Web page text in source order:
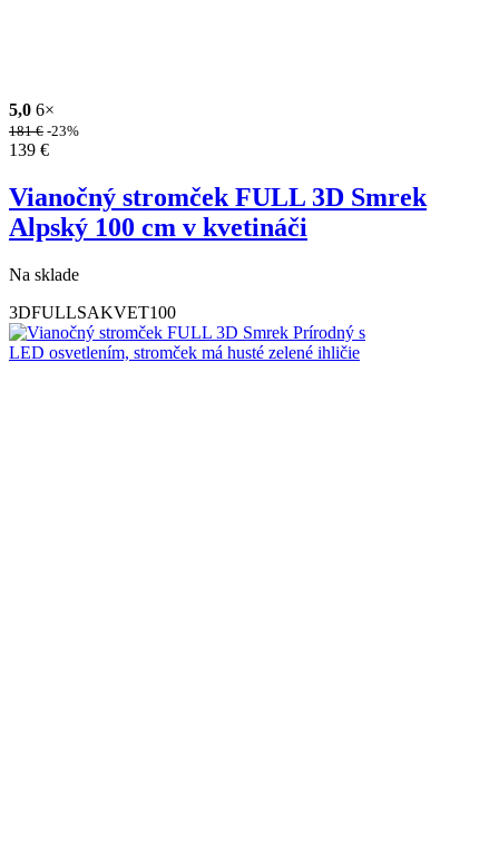
5,0 6×
181€ -23%
139 €
Vianočný stromček FULL 3D Smrek
Alpský 100 cm v kvetináči
Na sklade
3DFULLSAKVET100